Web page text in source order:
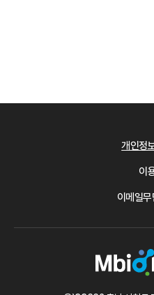
개인정
이
이메일